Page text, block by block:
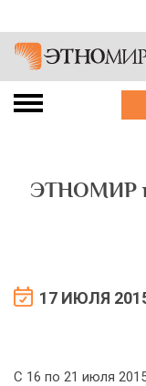
ЭТНОМИР
17 ИЮЛЯ
С 16 по 21 июля